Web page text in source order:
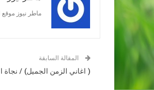
ماطر نيوز موقع
المقالة السابقة
( اغاني الزمن الجميل) / نجاة